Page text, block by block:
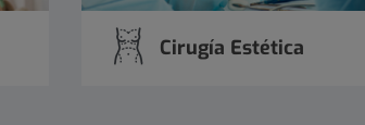
Cirugía Estética